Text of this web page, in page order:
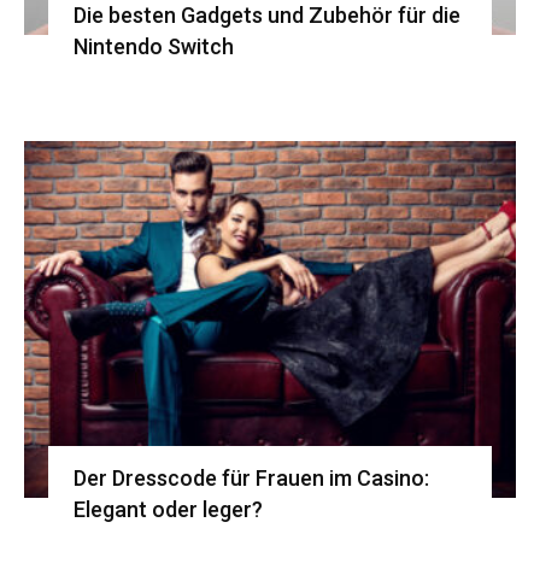
Die besten Gadgets und Zubehör für die
Nintendo Switch
Der Dresscode für Frauen im Casino:
Elegant oder leger?